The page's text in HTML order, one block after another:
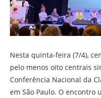
Nesta quinta-feira (7/4),
pelo menos oito centrais
Conferência Nacional da
em São Paulo. O encontro